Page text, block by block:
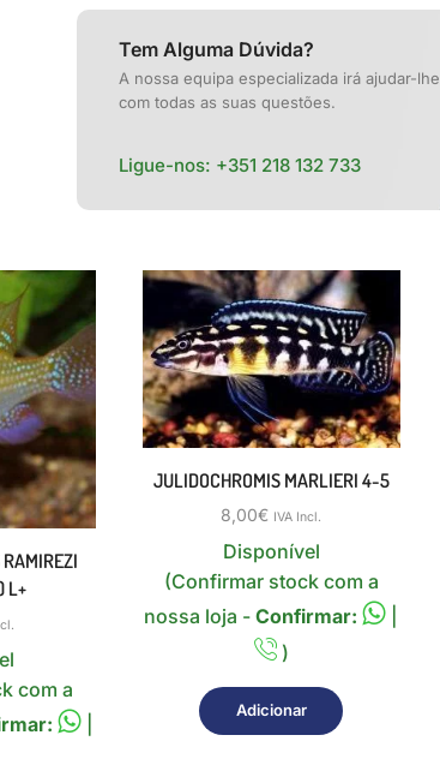
Tem Alguma Dúvida?
A nossa equipa especializada irá ajudar-lhe
com todas as suas questões.
Ligue-nos: +351 218 132 733
RAMIREZI
L+
com a
|
JULIDOCHROMIS MARLIERI 4-5
8,00€ IVA Incl.
Disponível
(Confirmar stock com a
nossa loja -Confirmar:
)
Adicionar